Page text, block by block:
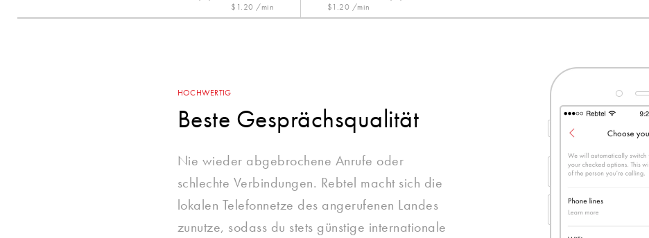
$1.20 /min $1.20 /min
HOCHWERTIG
Beste Gesprächsqualität
Nie wieder abgebrochene Anrufe oder
schlechte Verbindungen. Rebtel macht sich die
lokalen Telefonnetze des angerufenen Landes
zunutze, sodass du stets günstige internationale